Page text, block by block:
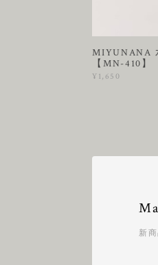
MIYUNANA
【MN-410】
¥1,650
新